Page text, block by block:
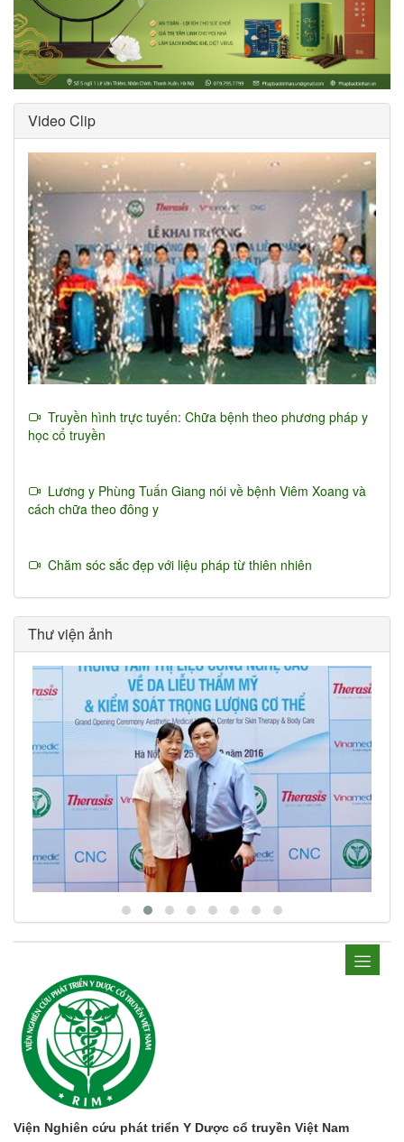
Video Clip
Truyền hình trực tuyến: Chữa bệnh theo phương pháp y
học cổ truyền
Lương y Phùng Tuấn Giang nói về bệnh Viêm Xoang và
cách chữa theo đông y
Chăm sóc sắc đẹp với liệu pháp từ thiên nhiên
Thư viện ảnh
Viện Nghiên cứu phát triển Y Dược cổ truyền Việt Nam